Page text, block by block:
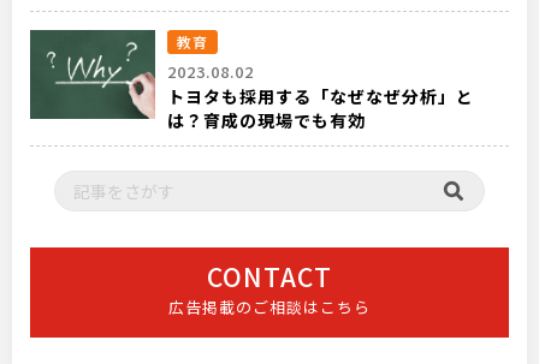
教育
2023.08.02
トヨタも採用する「なぜなぜ分析」と
は？育成の現場でも有効
CONTACT
広告掲載のご相談はこちら